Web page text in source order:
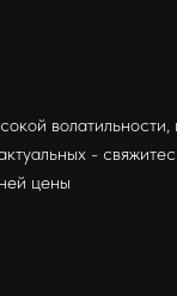
-
цены